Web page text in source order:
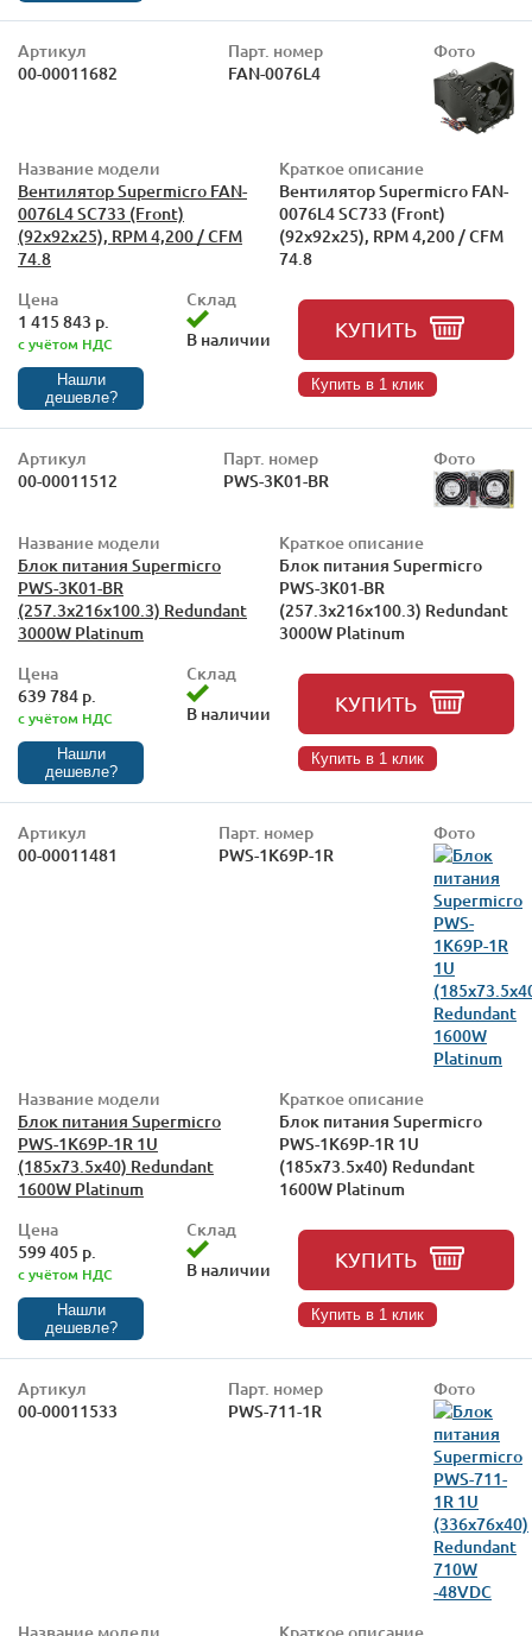
Артикул
00-00011682
Парт. номер
FAN-0076L4
Фото
Название модели
Вентилятор Supermicro FAN-
0076L4 SC733 (Front)
(92x92x25), RPM 4,200 / CFM
74.8
Краткое описание
Вентилятор Supermicro FAN-
0076L4 SC733 (Front)
(92x92x25), RPM 4,200 / CFM
74.8
Цена
1 415 843 р.
с учётом НДС
Нашли
дешевле?
Склад
В наличии
КУПИТЬ
Купить в 1 клик
Артикул
00-00011512
Парт. номер
PWS-3K01-BR
Фото
Название модели
Блок питания Supermicro
PWS-3K01-BR
(257.3x216x100.3) Redundant
3000W Platinum
Краткое описание
Блок питания Supermicro
PWS-3K01-BR
(257.3x216x100.3) Redundant
3000W Platinum
Цена
639 784 р.
с учётом НДС
Нашли
дешевле?
Склад
В наличии
КУПИТЬ
Купить в 1 клик
Артикул
00-00011481
Парт. номер
PWS-1K69P-1R
Фото
Название модели
Блок питания Supermicro
PWS-1K69P-1R 1U
(185x73.5x40) Redundant
1600W Platinum
Краткое описание
Блок питания Supermicro
PWS-1K69P-1R 1U
(185x73.5x40) Redundant
1600W Platinum
Цена
599 405 р.
с учётом НДС
Нашли
дешевле?
Склад
В наличии
КУПИТЬ
Купить в 1 клик
Артикул
00-00011533
Парт. номер
PWS-711-1R
Фото